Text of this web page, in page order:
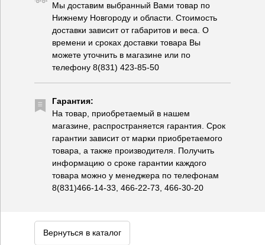
Мы доставим выбранный Вами товар по
Нижнему Новгороду и области. Стоимость
доставки зависит от габаритов и веса. О
времени и сроках доставки товара Вы
можете уточнить в магазине или по
телефону 8(831) 423-85-50
Гарантия:
На товар, приобретаемый в нашем
магазине, распространяется гарантия. Срок
гарантии зависит от марки приобретаемого
товара, а также производителя. Получить
информацию о сроке гарантии каждого
товара можно у менеджера по телефонам
8(831)466-14-33, 466-22-73, 466-30-20
Вернуться в каталог